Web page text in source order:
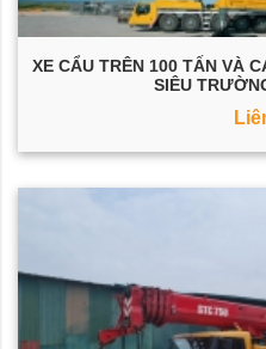
XE CẨU TRÊN 100 TẤN VÀ
SIÊU